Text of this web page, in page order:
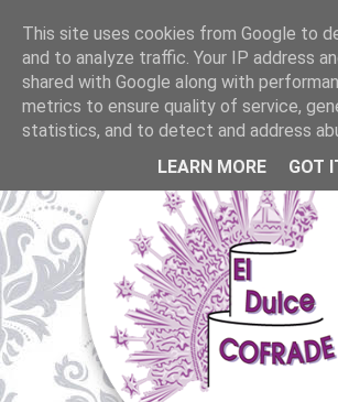
This site uses cookies from Google to
and to analyze traffic. Your IP address
shared with Google along with
metrics to ensure quality of service,
statistics, and to detect and address
LEARN MORE
GOT